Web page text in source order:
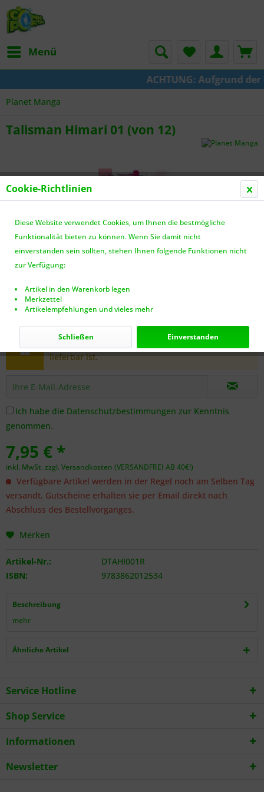
Menü
ACHTUNG: Aufgrund
Planet Manga
Talisman Himari 01 (von 12)
Dieser Artikel steht derzeit nicht zur Verfügung!
Benachrichtigen Sie mich, sobald der Artikel
lieferbar ist.
Ich habe die Datenschutzbestimmungen zur Kenntnis
genommen.
7,95 € *
inkl. MwSt. zzgl. Versandkosten (VERSANDFREI AB 40€!)
Verfügbare Artikel werden in der Regel noch am Selben Tag
versandt. Gutscheine erhalten sie per Email direkt nach
Abschluss des Bestellvorganges.
Merken
Artikel-Nr.:
DTAHI001R
ISBN:
9783862012534
Beschreibung
mehr
Ähnliche Artikel
Service Hotline
Shop Service
Informationen
Newsletter
Cookie-Richtlinien
Diese Website verwendet Cookies, um Ihnen die bestmögliche
Funktionalität bieten zu können. Wenn Sie damit nicht
einverstanden sein sollten, stehen Ihnen folgende Funktionen nicht
zur Verfügung:
Artikel in den Warenkorb legen
Merkzettel
Artikelempfehlungen und vieles mehr
Einverstanden
Schließen